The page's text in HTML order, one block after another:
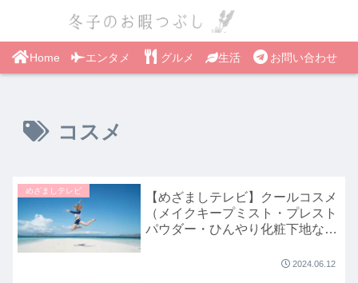
Home エンタメ グルメ 生活 お問い合わせ
コスメ
めざましテレビ
【めざましテレビ】クールコスメ
（メイクキープミスト・プレスト
パウダー・ひんやり化粧下地な
2024.06.12